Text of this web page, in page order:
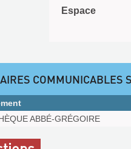
Espace
COMMUNICABLES
ABBÉ-GRÉGOIRE